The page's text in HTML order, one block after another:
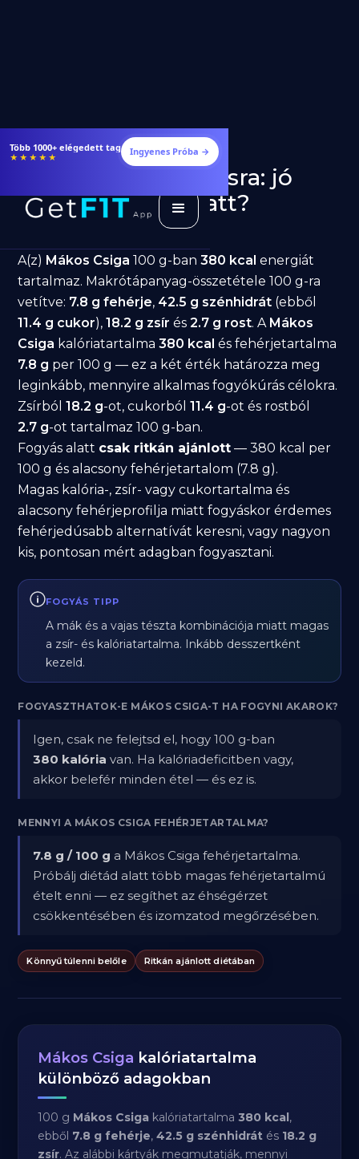
Étrendek, receptek és edzéstervek
★★★★★ Ingyenes Próba →
Mákos Csiga fogyásra: jó
választás diéta alatt?
A(z) Mákos Csiga 100 g-ban380 kcal energiát
tartalmaz. Makrótápanyag-összetétele 100 g-ra
vetítve: 7.8 g fehérje, 42.5 g szénhidrát (ebből
11.4 g cukor),18.2 g zsír és2.7 g rost. A Mákos
Csiga kalóriatartalma380 kcal és fehérjetartalma
7.8 g per 100 g — ez a két érték határozza meg
leginkább, mennyire alkalmas fogyókúrás célokra.
Zsírból18.2 g-ot, cukorból11.4 g-ot és rostból
2.7 g-ot tartalmaz 100 g-ban.
Fogyás alatt csak ritkán ajánlott — 380 kcal per
100 g és alacsony fehérjetartalom (7.8 g).
Magas kalória-, zsír- vagy cukortartalma és
alacsony fehérjeprofilja miatt fogyáskor érdemes
fehérjedúsabb alternatívát keresni, vagy nagyon
kis, pontosan mért adagban fogyasztani.
FOGYÁS TIPP
A mák és a vajas tészta kombinációja miatt magas
a zsír- és kalóriatartalma. Inkább desszertként
kezeld.
FOGYASZTHATOK-E MÁKOS CSIGA-T HA FOGYNI AKAROK?
Igen, csak ne felejtsd el, hogy 100 g-ban
380 kalória van. Ha kalóriadeficitben vagy,
akkor belefér minden étel — és ez is.
MENNYI A MÁKOS CSIGA FEHÉRJETARTALMA?
7.8 g / 100 g a Mákos Csiga fehérjetartalma.
Próbálj diétád alatt több magas fehérjetartalmú
ételt enni — ez segíthet az éhségérzet
csökkentésében és izomzatod megőrzésében.
Könnyű túlenni belőle Ritkán ajánlott diétában
Mákos Csiga kalóriatartalma
különböző adagokban
100 g Mákos Csiga kalóriatartalma380 kcal,
ebből 7.8 g fehérje,42.5 g szénhidrát és 18.2 g
zsír. Az alábbi kártyák megmutatják, mennyi